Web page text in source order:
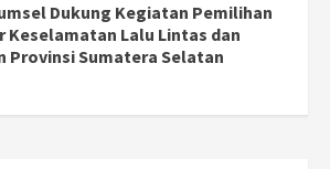
Dukung Kegiatan Pemilihan
Keselamatan Lalu Lintas dan
Provinsi Sumatera Selatan